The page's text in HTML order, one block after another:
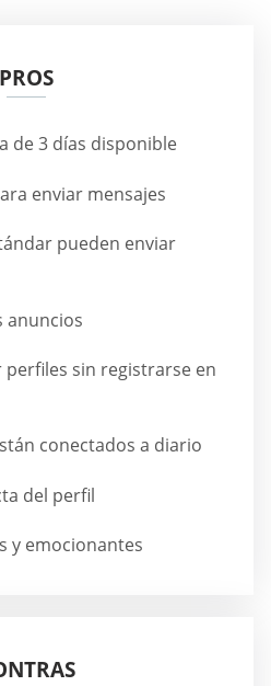
PROS
de 3 días disponible
enviar mensajes
pueden enviar
anuncios
perfiles sin registrarse en
conectados a diario
del perfil
y emocionantes